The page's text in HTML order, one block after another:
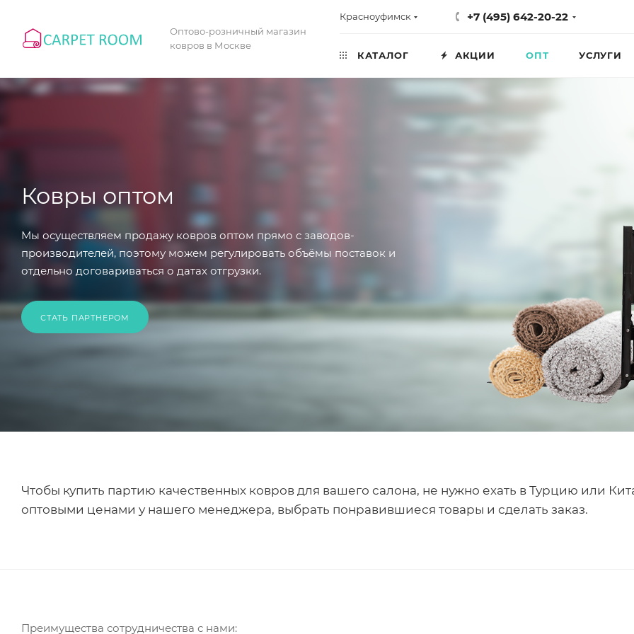
Оптово-розничный магазин
ковров в Москве
Красноуфимск +7 (495) 642-20-22
КАТАЛОГ АКЦИИ ОПТ УСЛУГИ
Ковры оптом
Мы осуществляем продажу ковров оптом прямо с заводов-
производителей, поэтому можем регулировать объёмы поставок и
отдельно договариваться о датах отгрузки.
СТАТЬ ПАРТНЕРОМ
Чтобы купить партию качественных ковров для вашего салона, не нужно ехать в Турцию или
оптовыми ценами у нашего менеджера, выбрать понравившиеся товары и сделать заказ.
Преимущества сотрудничества с нами: